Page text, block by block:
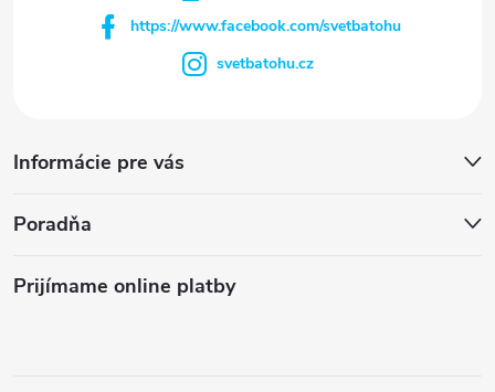
https://www.facebook.com/svetbatohu
svetbatohu.cz
Informácie pre vás
Poradňa
Prijímame online platby